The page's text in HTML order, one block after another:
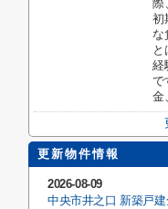
際
初
な
と
経
で
金
更新物件情報
2026-08-09
中央市井之口 新築戸